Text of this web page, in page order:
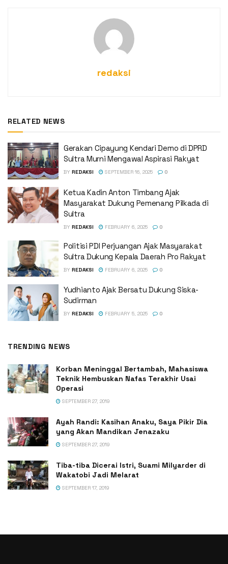
redaksi
RELATED NEWS
Gerakan Cipayung Kendari Demo di DPRD
Sultra Murni Mengawal Aspirasi Rakyat
BY REDAKSI SEPTEMBER 16, 2025 0
Ketua Kadin Anton Timbang Ajak
Masyarakat Dukung Pemenang Pilkada di
Sultra
BY REDAKSI FEBRUARY 6, 2025 0
Politisi PDI Perjuangan Ajak Masyarakat
Sultra Dukung Kepala Daerah Pro Rakyat
BY REDAKSI FEBRUARY 6, 2025 0
Yudhianto Ajak Bersatu Dukung Siska-
Sudirman
BY REDAKSI FEBRUARY 5, 2025 0
TRENDING NEWS
Korban Meninggal Bertambah, Mahasiswa
Teknik Hembuskan Nafas Terakhir Usai
Operasi
SEPTEMBER 27, 2019
Ayah Randi: Kasihan Anaku, Saya Pikir Dia
yang Akan Mandikan Jenazaku
SEPTEMBER 27, 2019
Tiba-tiba Dicerai Istri, Suami Milyarder di
Wakatobi Jadi Melarat
SEPTEMBER 17, 2019